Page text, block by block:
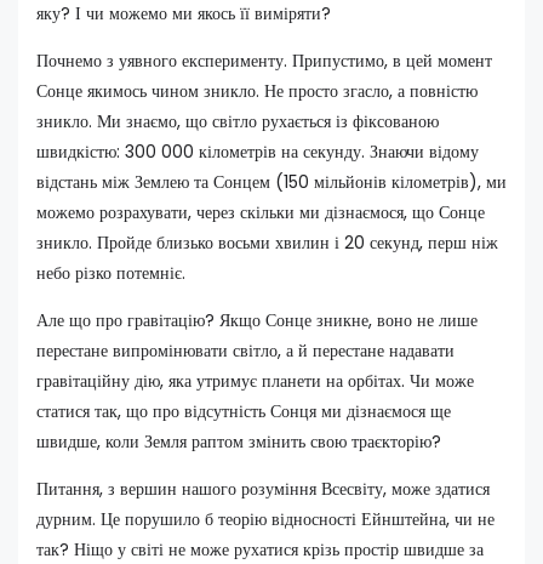
яку? І чи можемо ми якось її виміряти?
Почнемо з уявного експерименту. Припустимо, в цей момент
Сонце якимось чином зникло. Не просто згасло, а повністю
зникло. Ми знаємо, що світло рухається із фіксованою
швидкістю: 300 000 кілометрів на секунду. Знаючи відому
відстань між Землею та Сонцем (150 мільйонів кілометрів), ми
можемо розрахувати, через скільки ми дізнаємося, що Сонце
зникло. Пройде близько восьми хвилин і 20 секунд, перш ніж
небо різко потемніє.
Але що про гравітацію? Якщо Сонце зникне, воно не лише
перестане випромінювати світло, а й перестане надавати
гравітаційну дію, яка утримує планети на орбітах. Чи може
статися так, що про відсутність Сонця ми дізнаємося ще
швидше, коли Земля раптом змінить свою траєкторію?
Питання, з вершин нашого розуміння Всесвіту, може здатися
дурним. Це порушило б теорію відносності Ейнштейна, чи не
так? Ніщо у світі не може рухатися крізь простір швидше за